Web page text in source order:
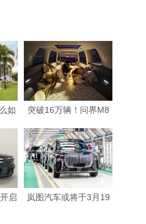
如
突破16万辆！问界M8
以硬核实力书写
启
岚图汽车或将于3月19